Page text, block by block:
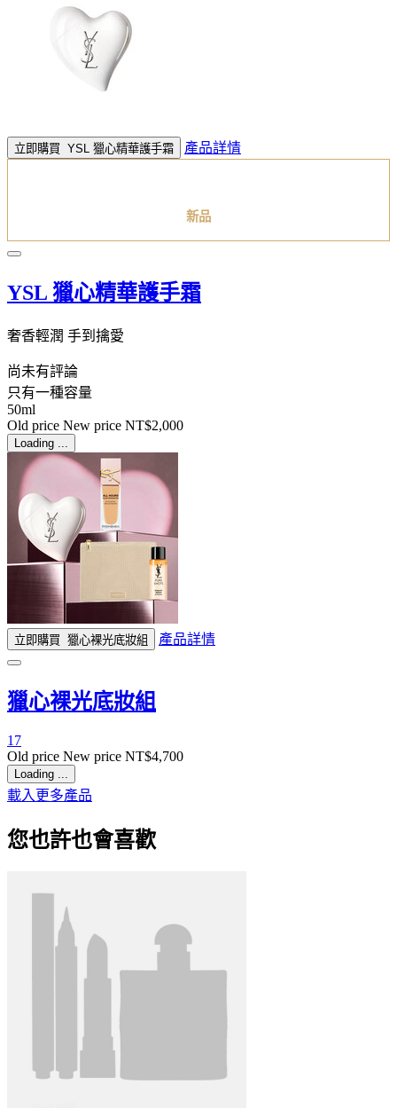
立即購買 YSL 獵心精華護手霜 產品詳情
新品
YSL 獵心精華護手霜
奢香輕潤 手到擒愛
尚未有評論
只有一種容量
50ml
Old price New price NT$2,000
Loading ...
立即購買 獵心裸光底妝組 產品詳情
獵心裸光底妝組
17
Old price New price NT$4,700
Loading ...
載入更多產品
您也許也會喜歡